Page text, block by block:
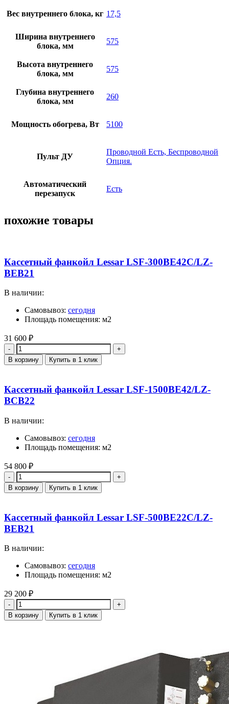
Вес внутреннего блока, кг 17,5
Ширина внутреннего
блока, мм
575
Высота внутреннего
блока, мм
575
Глубина внутреннего
блока, мм
260
Мощность обогрева, Вт 5100
Пульт ДУ
Проводной Есть, Беспроводной
Опция.
Автоматический
перезапуск
Есть
похожие товары
Кассетный фанкойл Lessar LSF-300BE42C/LZ-
BEB21
В наличии:
Самовывоз: сегодня
Площадь помещения: м2
31 600 ₽
Количество
В корзину Купить в 1 клик
Кассетный фанкойл Lessar LSF-1500BE42/LZ-
BCB22
В наличии:
Самовывоз: сегодня
Площадь помещения: м2
54 800 ₽
Количество
В корзину Купить в 1 клик
Кассетный фанкойл Lessar LSF-500BE22C/LZ-
BEB21
В наличии:
Самовывоз: сегодня
Площадь помещения: м2
29 200 ₽
Количество
В корзину Купить в 1 клик